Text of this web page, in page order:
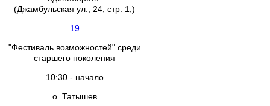
(Джамбульская ул., 24, стр. 1,)
19
"Фестиваль возможностей" среди
старшего поколения
10:30 - начало
о. Татышев